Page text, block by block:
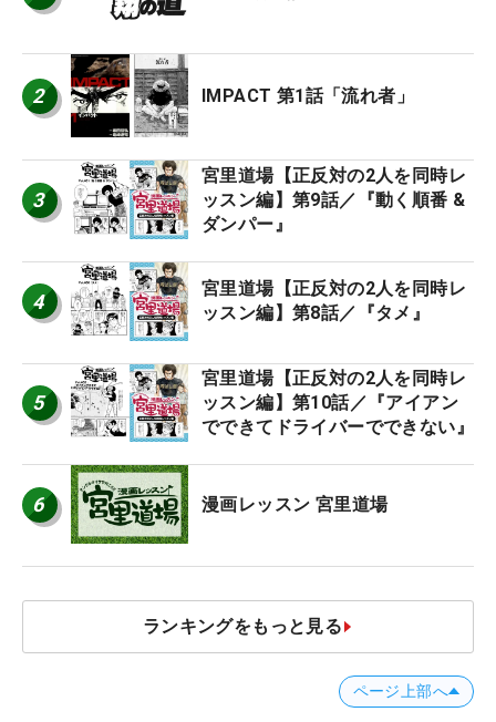
2 IMPACT 第1話「流れ者」
3
宮里道場【正反対の2人を同時レ
ッスン編】第9話／『動く順番 &
ダンパー』
4
宮里道場【正反対の2人を同時レ
ッスン編】第8話／『タメ』
5
宮里道場【正反対の2人を同時レ
ッスン編】第10話／『アイアン
でできてドライバーでできない』
6 漫画レッスン 宮里道場
ランキングをもっと見る
ページ上部へ